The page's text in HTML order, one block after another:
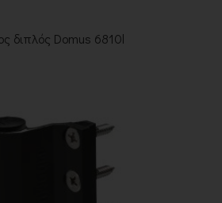
διπλός Domus 6810l